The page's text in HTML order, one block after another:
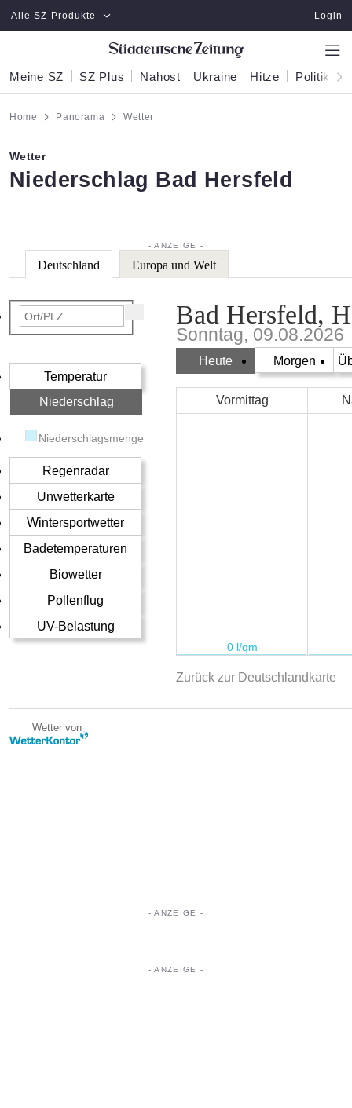
Zum Hauptinhalt springen
Alle SZ-Produkte Login
Meine SZ SZ Plus Nahost Ukraine Hitze Politik
Home Panorama Wetter
Wetter
:
Niederschlag Bad Hersfeld
Deutschland Europa und Welt
Temperatur
Niederschlag
Niederschlagsmenge
Regenradar
Unwetterkarte
Wintersportwetter
Badetemperaturen
Biowetter
Pollenflug
UV-Belastung
Bad Hersfeld,
Sonntag, 09.08.2026
Heute Morgen
Vormittag
Zurück zur Deutschlandkarte
Wetter von